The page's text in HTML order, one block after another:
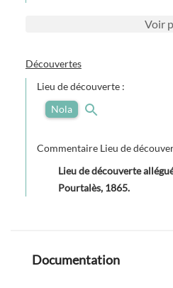
Voir
Découvertes
Lieu de découverte :
Nola
Commentaire Lieu de
Lieu de découverte
Pourtalès, 1865.
Documentation